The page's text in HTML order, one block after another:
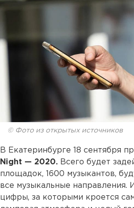
© Фото из открытых источников
В Екатеринбурге 18 сентября
Night — 2020. Всего будет
площадок, 1600 музыкантов,
все музыкальные направления.
цифры, за которыми кроется